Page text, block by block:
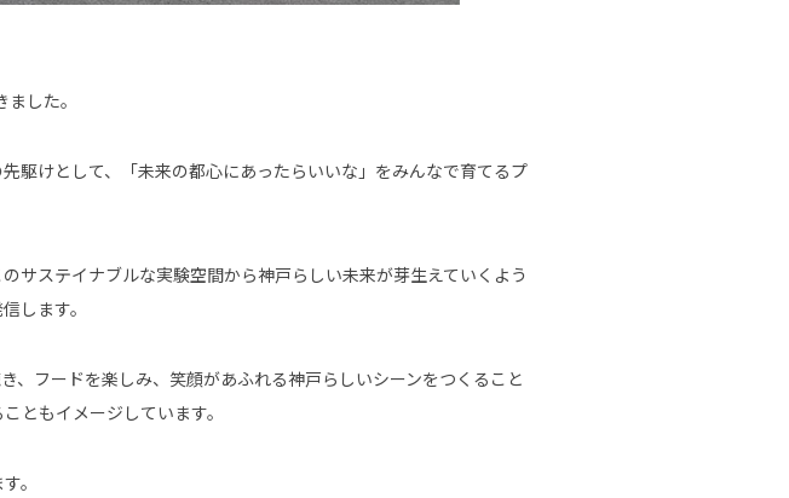
した。
駆けとして、「未来の都心にあったらいいな」をみんなで育てるプ
サステイナブルな実験空間から神戸らしい未来が芽生えていくよう
します。
、フードを楽しみ、笑顔があふれる神戸らしいシーンをつくること
ともイメージしています。
。